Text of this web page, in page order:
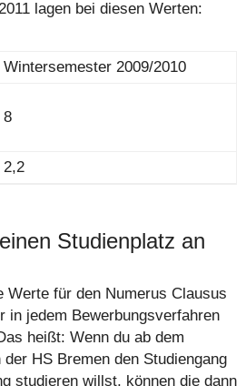
lagen bei diesen Werten:
Wintersemester 2009/2010
8
2,2
Studienplatz an
Werte für den Numerus Clausus
in jedem Bewerbungsverfahren
heißt: Wenn du ab dem
HS Bremen den Studiengang
studieren willst, können die dann